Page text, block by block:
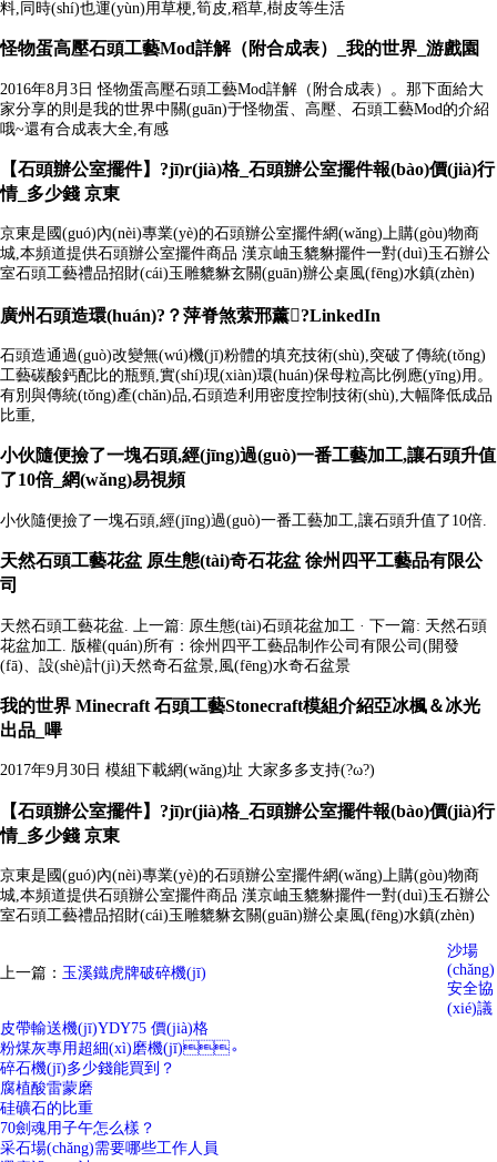
料,同時(shí)也運(yùn)用草梗,筍皮,稻草,樹皮等生活
怪物蛋高壓石頭工藝Mod詳解（附合成表）_我的世界_游戲園
2016年8月3日 怪物蛋高壓石頭工藝Mod詳解（附合成表）。那下面給大
家分享的則是我的世界中關(guān)于怪物蛋、高壓、石頭工藝Mod的介紹
哦~還有合成表大全,有感
【石頭辦公室擺件】?jī)r(jià)格_石頭辦公室擺件報(bào)價(jià)行
情_多少錢 京東
京東是國(guó)內(nèi)專業(yè)的石頭辦公室擺件網(wǎng)上購(gòu)物商
城,本頻道提供石頭辦公室擺件商品 漢京岫玉貔貅擺件一對(duì)玉石辦公
室石頭工藝禮品招財(cái)玉雕貔貅玄關(guān)辦公桌風(fēng)水鎮(zhèn)
廣州石頭造環(huán)?？萍脊煞萦邢薰?LinkedIn
石頭造通過(guò)改變無(wú)機(jī)粉體的填充技術(shù),突破了傳統(tǒng)
工藝碳酸鈣配比的瓶頸,實(shí)現(xiàn)環(huán)保母粒高比例應(yīng)用。
有別與傳統(tǒng)產(chǎn)品,石頭造利用密度控制技術(shù),大幅降低成品
比重,
小伙隨便撿了一塊石頭,經(jīng)過(guò)一番工藝加工,讓石頭升值
了10倍_網(wǎng)易視頻
小伙隨便撿了一塊石頭,經(jīng)過(guò)一番工藝加工,讓石頭升值了10倍.
天然石頭工藝花盆 原生態(tài)奇石花盆 徐州四平工藝品有限公
司
天然石頭工藝花盆. 上一篇: 原生態(tài)石頭花盆加工 · 下一篇: 天然石頭
花盆加工. 版權(quán)所有：徐州四平工藝品制作公司有限公司(開發
(fā)、設(shè)計(jì)天然奇石盆景,風(fēng)水奇石盆景
我的世界 Minecraft 石頭工藝Stonecraft模組介紹亞冰楓＆冰光
出品_嗶
2017年9月30日 模組下載網(wǎng)址 大家多多支持(?ω?)
【石頭辦公室擺件】?jī)r(jià)格_石頭辦公室擺件報(bào)價(jià)行
情_多少錢 京東
京東是國(guó)內(nèi)專業(yè)的石頭辦公室擺件網(wǎng)上購(gòu)物商
城,本頻道提供石頭辦公室擺件商品 漢京岫玉貔貅擺件一對(duì)玉石辦公
室石頭工藝禮品招財(cái)玉雕貔貅玄關(guān)辦公桌風(fēng)水鎮(zhèn)
上一篇： 玉溪鐵虎牌破碎機(jī)
沙場
(chǎng)
安全協
(xié)議
皮帶輸送機(jī)YDY75 價(jià)格
粉煤灰專用超細(xì)磨機(jī)。
碎石機(jī)多少錢能買到？
腐植酸雷蒙磨
硅礦石的比重
70劍魂用子午怎么樣？
采石場(chǎng)需要哪些工作人員